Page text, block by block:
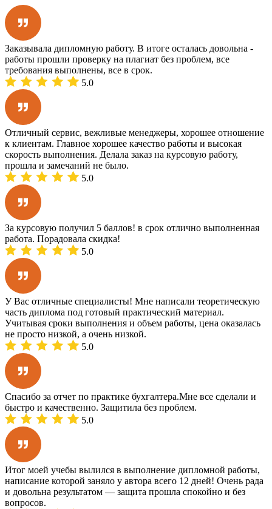
Заказывала дипломную работу. В итоге осталась довольна -
работы прошли проверку на плагиат без проблем, все
требования выполнены, все в срок.
5.0
Отличный сервис, вежливые менеджеры, хорошее отношение
к клиентам. Главное хорошее качество работы и высокая
скорость выполнения. Делала заказ на курсовую работу,
прошла и замечаний не было.
5.0
За курсовую получил 5 баллов! в срок отлично выполненная
работа. Порадовала скидка!
5.0
У Вас отличные специалисты! Мне написали теоретическую
часть диплома под готовый практический материал.
Учитывая сроки выполнения и объем работы, цена оказалась
не просто низкой, а очень низкой.
5.0
Спасибо за отчет по практике бухгалтера.Мне все сделали и
быстро и качественно. Защитила без проблем.
5.0
Итог моей учебы вылился в выполнение дипломной работы,
написание которой заняло у автора всего 12 дней! Очень рада
и довольна результатом — защита прошла спокойно и без
вопросов.